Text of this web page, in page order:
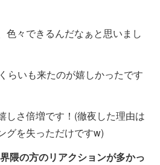
色々できるんだなぁと思いまし
らいも来たのが嬉しかったです
しさ倍増です！(徹夜した理由は
グを失っただけですw)
隈の方のリアクションが多かっ